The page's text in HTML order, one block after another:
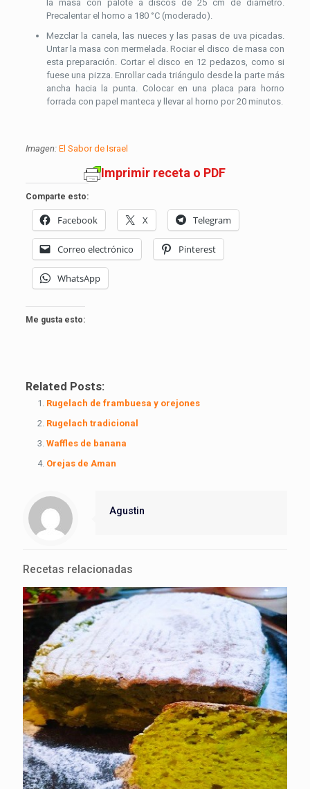
la masa con palote a discos de 25 cm de diámetro.
Precalentar el horno a 180 °C (moderado).
Mezclar la canela, las nueces y las pasas de uva picadas.
Untar la masa con mermelada. Rociar el disco de masa con
esta preparación. Cortar el disco en 12 pedazos, como si
fuese una pizza. Enrollar cada triángulo desde la parte más
ancha hacia la punta. Colocar en una placa para horno
forrada con papel manteca y llevar al horno por 20 minutos.
Imagen: El Sabor de Israel
Imprimir receta o PDF
Comparte esto:
Facebook X Telegram
Correo electrónico Pinterest
WhatsApp
Me gusta esto:
Related Posts:
Rugelach de frambuesa y orejones
Rugelach tradicional
Waffles de banana
Orejas de Aman
Agustin
Recetas relacionadas